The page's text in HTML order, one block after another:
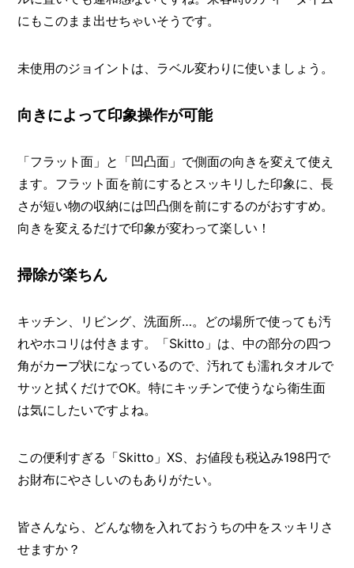
にもこのまま出せちゃいそうです。
未使用のジョイントは、ラベル変わりに使いましょう。
向きによって印象操作が可能
「フラット面」と「凹凸面」で側面の向きを変えて使え
ます。フラット面を前にするとスッキリした印象に、長
さが短い物の収納には凹凸側を前にするのがおすすめ。
向きを変えるだけで印象が変わって楽しい！
掃除が楽ちん
キッチン、リビング、洗面所…。どの場所で使っても汚
れやホコリは付きます。「Skitto」は、中の部分の四つ
角がカーブ状になっているので、汚れても濡れタオルで
サッと拭くだけでOK。特にキッチンで使うなら衛生面
は気にしたいですよね。
この便利すぎる「Skitto」XS、お値段も税込み198円で
お財布にやさしいのもありがたい。
皆さんなら、どんな物を入れておうちの中をスッキリさ
せますか？